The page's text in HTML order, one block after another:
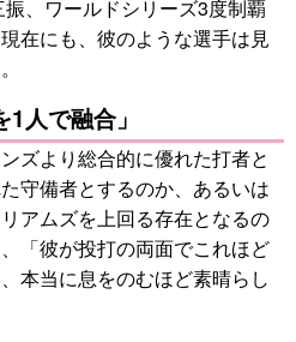
、ワールドシリーズ3度制覇
在にも、彼のような選手は見
人で融合」
ズより総合的に優れた打者と
守備者とするのか、あるいは
アムズを上回る存在となるの
「彼が投打の両面でこれほど
本当に息をのむほど素晴らし